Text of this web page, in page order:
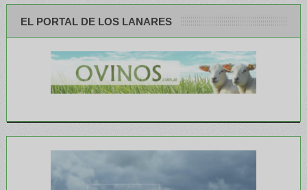
EL PORTAL DE LOS LANARES